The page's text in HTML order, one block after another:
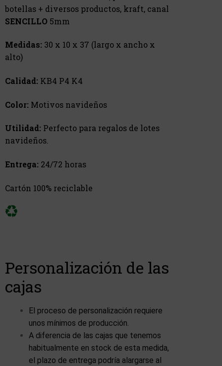
botellas + diversos productos, kraft, canal
SENCILLO 5mm
Medidas: 30 x 10 x 37 (largo x ancho x
alto)
Calidad: KB4 P4 K4
Color: Motivos navideños
Utilidad: Perfecto para regalos de lotes
navideños.
Entrega: 24/72 horas
Cartón 100% reciclable
Personalización de las
cajas
El proceso de personalización requiere
unos mínimos de producción.
A diferencia de las cajas que tenemos
habitualmente en stock de esta medida,
el plazo de entrega podría alargarse al